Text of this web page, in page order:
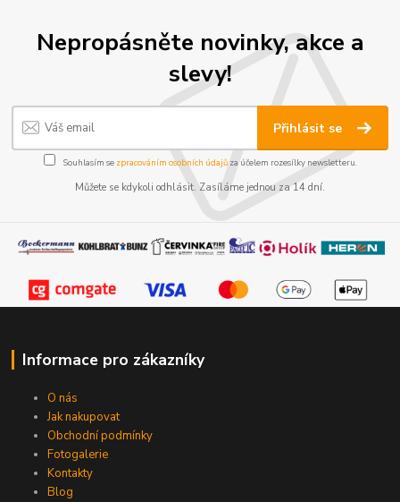
Nepropásněte novinky, akce a
slevy!
Přihlásit se
Souhlasím se zpracováním osobních údajůza účelem rozesílky newsletteru.
Můžete se kdykoli odhlásit. Zasíláme jednou za 14 dní.
Informace pro zákazníky
O nás
Jak nakupovat
Obchodní podmínky
Fotogalerie
Kontakty
Blog